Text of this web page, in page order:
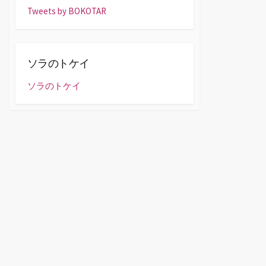
Tweets by BOKOTAR
ソラのトケイ
ソラのトケイ